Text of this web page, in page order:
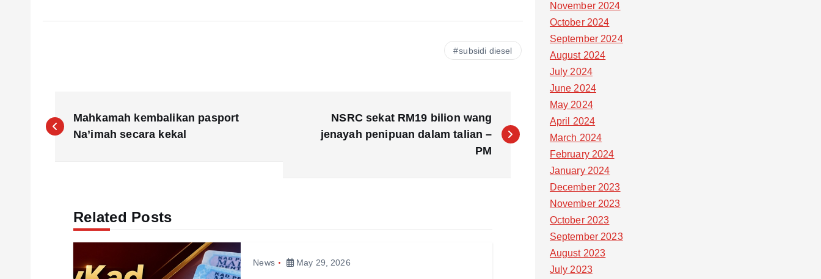
subsidi diesel
o
Mahkamah kembalikan pasport
Na’imah secara kekal
NSRC sekat RM19 bilion wang
jenayah penipuan dalam talian –
PM
Related Posts
News May 29, 2026
November 2024
October 2024
September 2024
August 2024
July 2024
June 2024
May 2024
April 2024
March 2024
February 2024
January 2024
December 2023
November 2023
October 2023
September 2023
August 2023
July 2023